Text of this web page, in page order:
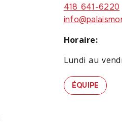
418 641-6220
Horaire:
Lundi au
ÉQUIPE